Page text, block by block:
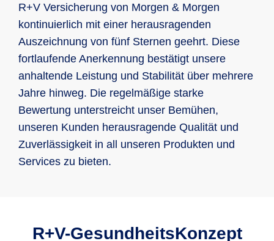
R+V Versicherung von Morgen & Morgen
kontinuierlich mit einer herausragenden
Auszeichnung von fünf Sternen geehrt. Diese
fortlaufende Anerkennung bestätigt unsere
anhaltende Leistung und Stabilität über mehrere
Jahre hinweg. Die regelmäßige starke
Bewertung unterstreicht unser Bemühen,
unseren Kunden herausragende Qualität und
Zuverlässigkeit in all unseren Produkten und
Services zu bieten.
R+V-GesundheitsKonzept